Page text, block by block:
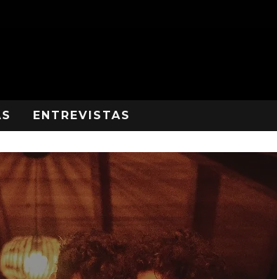
ENTREVISTAS